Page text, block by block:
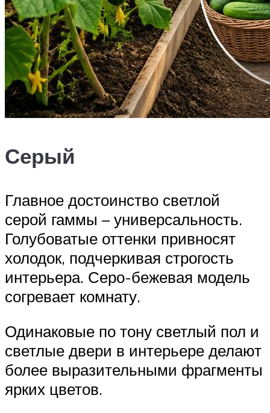
Серый
Главное достоинство светлой
серой гаммы – универсальность.
Голубоватые оттенки привносят
холодок, подчеркивая строгость
интерьера. Серо-бежевая модель
согревает комнату.
Одинаковые по тону светлый пол и
светлые двери в интерьере делают
более выразительными фрагменты
ярких цветов.